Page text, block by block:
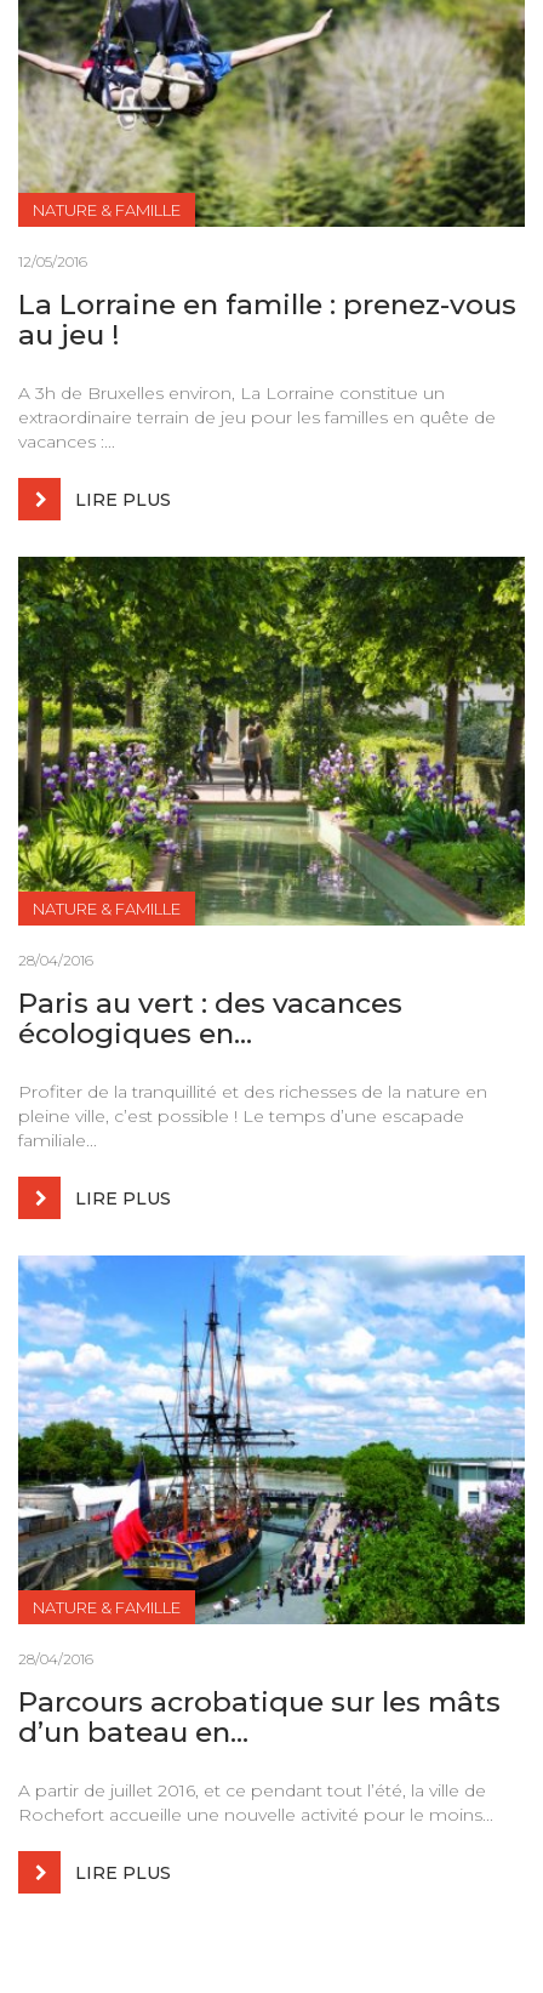
NATURE & FAMILLE
12/05/2016
La Lorraine en famille : prenez-vous
au jeu !
A 3h de Bruxelles environ, La Lorraine constitue un
extraordinaire terrain de jeu pour les familles en quête de
vacances :...
LIRE PLUS
NATURE & FAMILLE
28/04/2016
Paris au vert : des vacances
écologiques en...
Profiter de la tranquillité et des richesses de la nature en
pleine ville, c’est possible ! Le temps d’une escapade
familiale...
LIRE PLUS
NATURE & FAMILLE
28/04/2016
Parcours acrobatique sur les mâts
d’un bateau en...
A partir de juillet 2016, et ce pendant tout l’été, la ville de
Rochefort accueille une nouvelle activité pour le moins...
LIRE PLUS